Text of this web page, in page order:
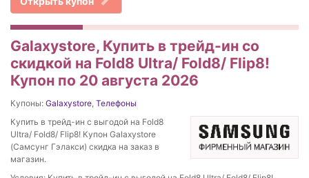
Galaxystore, Купить в трейд-ин со
скидкой на Fold8 Ultra/ Fold8/ Flip8!
Купон по 20 августа 2026
Купоны: Galaxystore, Телефоны
Купить в трейд-ин с выгодой на Fold8
Ultra/ Fold8/ Flip8! Купон Galaxystore
(Самсунг Гэлакси) скидка на заказ в
магазин.